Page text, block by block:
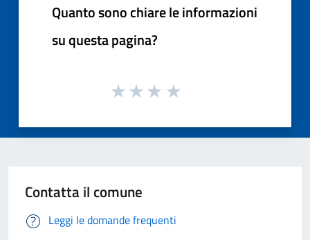
Quanto sono chiare le informazioni
su questa pagina?
Contatta il comune
Leggi le domande frequenti